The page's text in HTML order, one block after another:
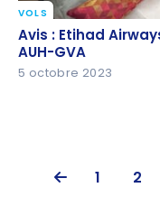
Avis : Etihad
AUH-GVA
VOLS
Avis : Etihad
AUH-GVA
5 octobre 2023
1 2